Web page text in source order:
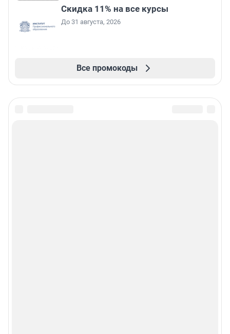
Скидка 11% на все курсы
До 31 августа, 2026
Все промокоды